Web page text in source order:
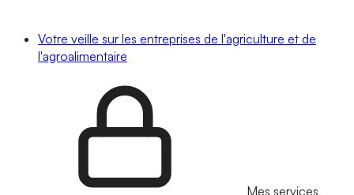
Votre veille sur les entreprises de l'agriculture et de
l'agroalimentaire
Mes services